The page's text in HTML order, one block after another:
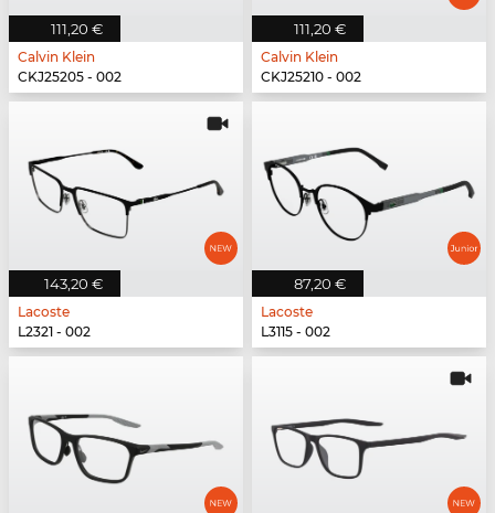
111,20 €
Calvin Klein
CKJ25205 - 002
111,20 €
Calvin Klein
CKJ25210 - 002
143,20 €
Lacoste
L2321 - 002
87,20 €
Lacoste
L3115 - 002